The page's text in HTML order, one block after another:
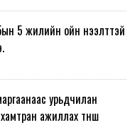
5 жилийн ойн нээлттэй
урьдчилан
ажиллах түнш